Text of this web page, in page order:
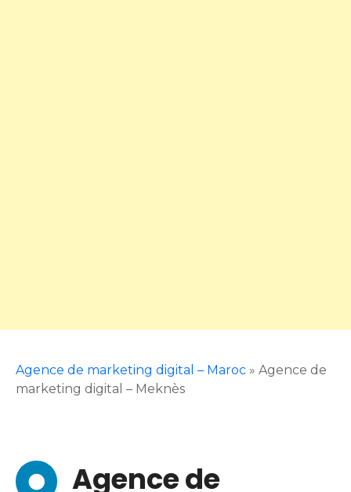
Agence de marketing digital – Maroc » Agence de
marketing digital – Meknès
Agence de